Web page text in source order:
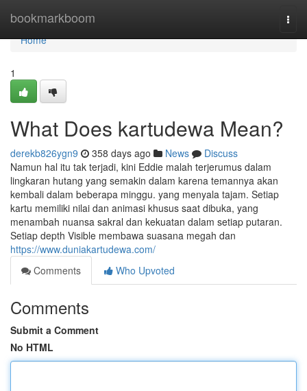
bookmarkboom
Home
Home
1
What Does kartudewa Mean?
derekb826ygn9 358 days ago News
Discuss
Namun hal itu tak terjadi, kini Eddie malah terjerumus dalam
lingkaran hutang yang semakin dalam karena temannya akan
kembali dalam beberapa minggu. yang menyala tajam. Setiap
kartu memiliki nilai dan animasi khusus saat dibuka, yang
menambah nuansa sakral dan kekuatan dalam setiap putaran.
Setiap depth Visible membawa suasana megah dan
https://www.duniakartudewa.com/
Comments
Who Upvoted
Comments
Submit a Comment
No HTML